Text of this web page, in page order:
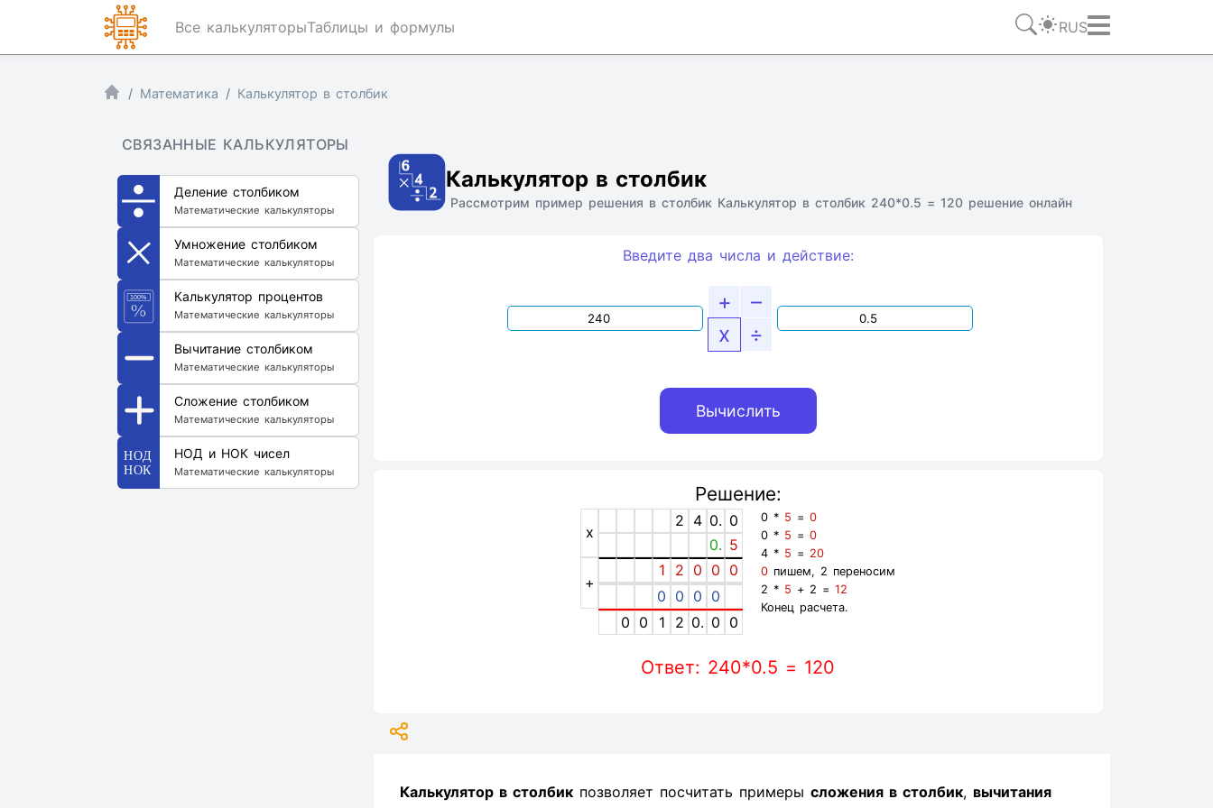
Все калькуляторыТаблицы и формулы RUS
Математика Калькулятор в столбик
СВЯЗАННЫЕ КАЛЬКУЛЯТОРЫ
Деление столбиком
Математические калькуляторы
Умножение столбиком
Математические калькуляторы
Калькулятор процентов
Математические калькуляторы
Вычитание столбиком
Математические калькуляторы
Сложение столбиком
Математические калькуляторы
НОД и НОК чисел
Математические калькуляторы
Калькулятор в столбик
Рассмотрим пример решения в столбик Калькулятор в столбик 240*0.5 = 120 решение онлайн
Введите два числа и действие:
+
–
x
÷
Решение:
x
2 4 0. 0
0. 5
+
1 2 0 0 0
0 0 0 0
0 0 1 2 0. 0 0
0 * 5 =0
0 * 5 =0
4 * 5 = 20
0 пишем, 2 переносим
2 * 5 + 2 =12
Конец расчета.
Ответ: 240*0.5 = 120
Калькулятор в столбик позволяет посчитать примеры сложения в столбик, вычитания